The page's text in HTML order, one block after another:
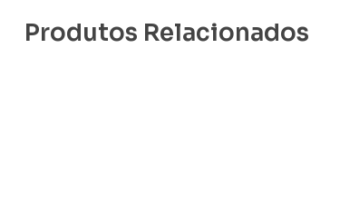
Produtos Relacionados